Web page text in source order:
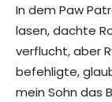
In dem Paw
lasen, dachte
verflucht, aber
befehligte,
mein Sohn das